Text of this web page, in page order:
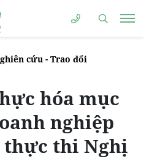
cứu - Trao đổi
hóa mục
nghiệp
thực thi Nghị